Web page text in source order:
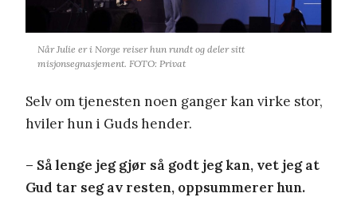
Når Julie er i Norge reiser hun rundt og deler sitt
misjonsegnasjement. FOTO: Privat
Selv om tjenesten noen ganger kan virke stor,
hviler hun i Guds hender.
– Så lenge jeg gjør så godt jeg kan, vet jeg at
Gud tar seg av resten, oppsummerer hun.